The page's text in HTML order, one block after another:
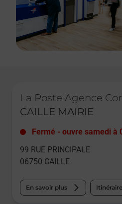
La Poste Agence
CAILLE MAIRIE
Fermé - ouvre samedi à
99 RUE PRINCIPALE
06750 CAILLE
En savoir plus Itinéraire